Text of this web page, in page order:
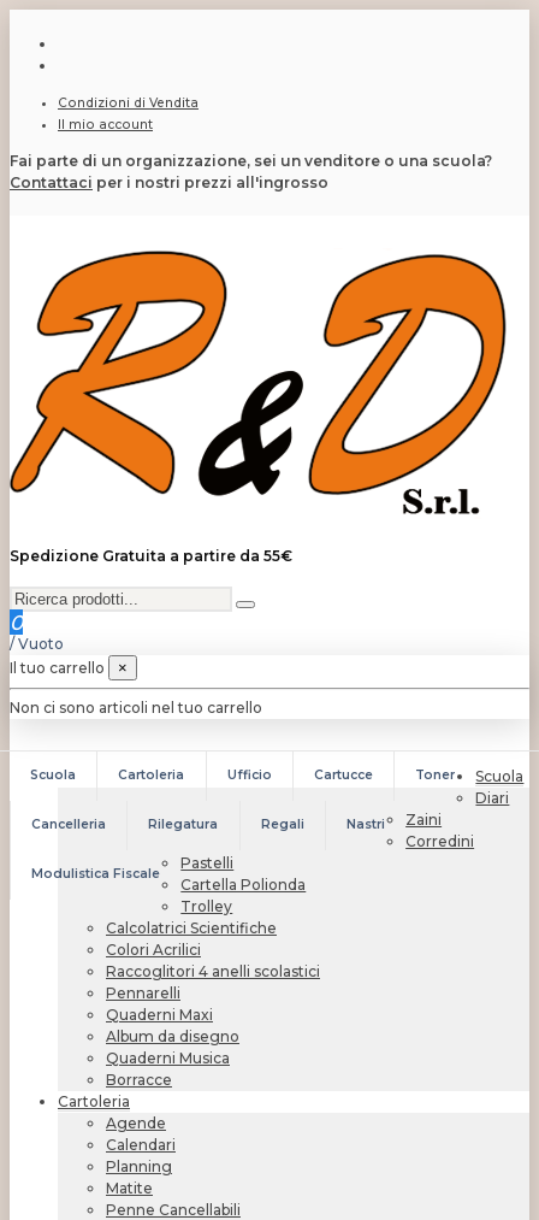
Condizioni di Vendita
Il mio account
Fai parte di un organizzazione, sei un venditore o una scuola?
Contattaci per i nostri prezzi all'ingrosso
Spedizione Gratuita a partire da 55€
0
/ Vuoto
Il tuo carrello
×
Non ci sono articoli nel tuo carrello
Scuola Cartoleria Ufficio Cartucce Toner
Cancelleria Rilegatura Regali Nastri
Modulistica Fiscale
Scuola
Diari
Zaini
Corredini
Pastelli
Cartella Polionda
Trolley
Calcolatrici Scientifiche
Colori Acrilici
Raccoglitori 4 anelli scolastici
Pennarelli
Quaderni Maxi
Album da disegno
Quaderni Musica
Borracce
Cartoleria
Agende
Calendari
Planning
Matite
Penne Cancellabili